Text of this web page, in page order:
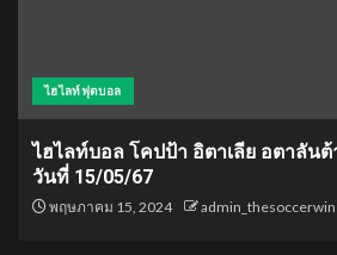
ไฮไลท์ฟุตบอล
ไฮไลท์บอล โคปป้า อิตาเลีย อตาลันต้
วันที่ 15/05/67
พฤษภาคม 15, 2024